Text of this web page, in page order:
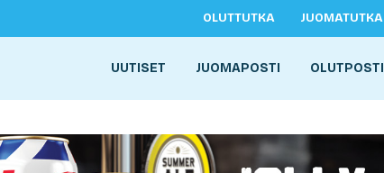
OLUTTUTKA JUOMATUTKA
UUTISET JUOMAPOSTI OLUTPOSTI